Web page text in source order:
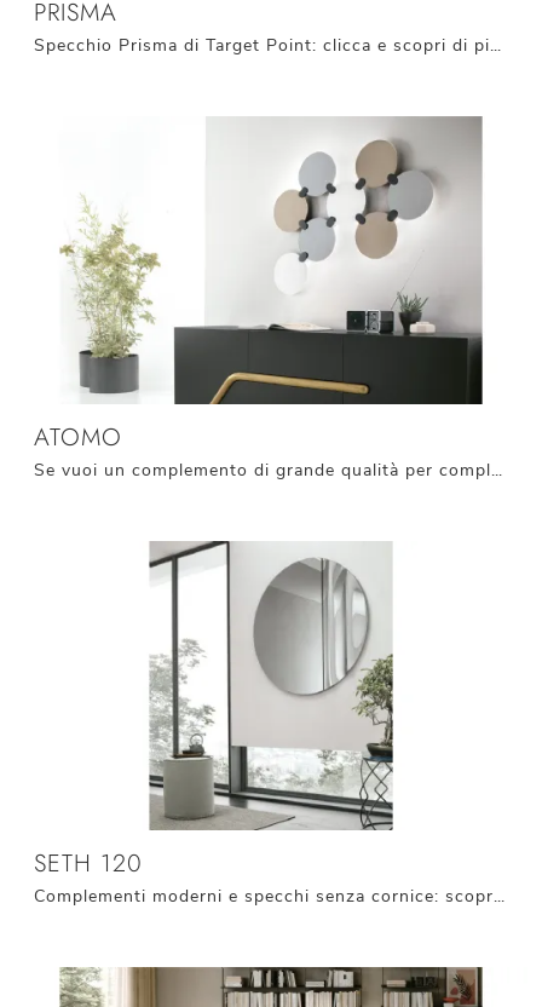
PRISMA
Specchio Prisma di Target Point: clicca e scopri di più sui Complementi e specchi moderni in metallo del noto e rinomato brand!
ATOMO
Se vuoi un complemento di grande qualità per completare i tuoi arredi, farci visita significherà vedere dal vivo le migliori proposte sul mercato.
SETH 120
Complementi moderni e specchi senza cornice: scopri di più sul modello Seth 120 di Target Point e potrai completare i tuoi locali.